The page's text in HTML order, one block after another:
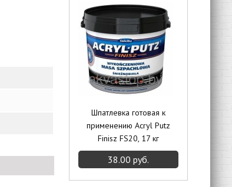
Шпатлевка готовая к
применению Acryl Putz
Finisz FS20, 17 кг
38.00 руб.